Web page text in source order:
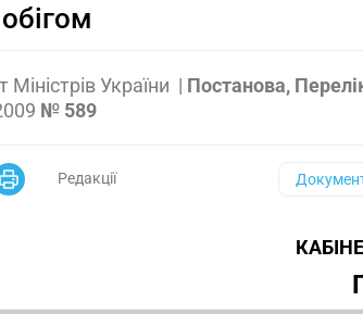
обігом
Міністрів України | Постанова,
№ 589
Редакції